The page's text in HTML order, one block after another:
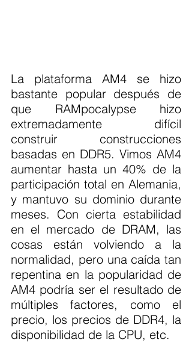
La plataforma AM4 se hizo
bastante popular después de
que RAMpocalypse hizo
extremadamente difícil
construir construcciones
basadas en DDR5. Vimos AM4
aumentar hasta un 40% de la
participación total en Alemania,
y mantuvo su dominio durante
meses. Con cierta estabilidad
en el mercado de DRAM, las
cosas están volviendo a la
normalidad, pero una caída tan
repentina en la popularidad de
AM4 podría ser el resultado de
múltiples factores, como el
precio, los precios de DDR4, la
disponibilidad de la CPU, etc.